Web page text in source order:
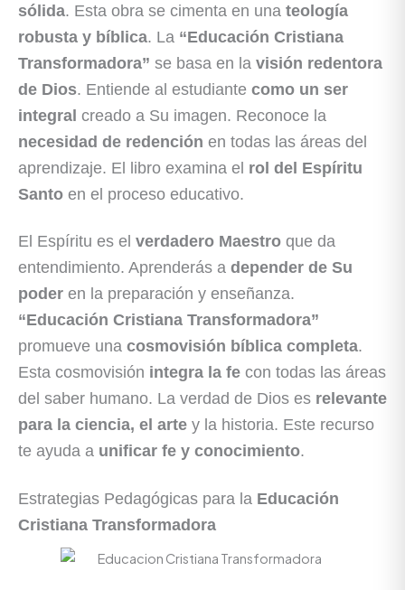
sólida. Esta obra se cimenta en una teología
robusta y bíblica. La “Educación Cristiana
Transformadora” se basa en la visión redentora
de Dios. Entiende al estudiante como un ser
integral creado a Su imagen. Reconoce la
necesidad de redención en todas las áreas del
aprendizaje. El libro examina el rol del Espíritu
Santo en el proceso educativo.
El Espíritu es el verdadero Maestro que da
entendimiento. Aprenderás a depender de Su
poder en la preparación y enseñanza.
“Educación Cristiana Transformadora”
promueve una cosmovisión bíblica completa.
Esta cosmovisión integra la fe con todas las áreas
del saber humano. La verdad de Dios es relevante
para la ciencia, el arte y la historia. Este recurso
te ayuda a unificar fe y conocimiento.
Estrategias Pedagógicas para la Educación
Cristiana Transformadora